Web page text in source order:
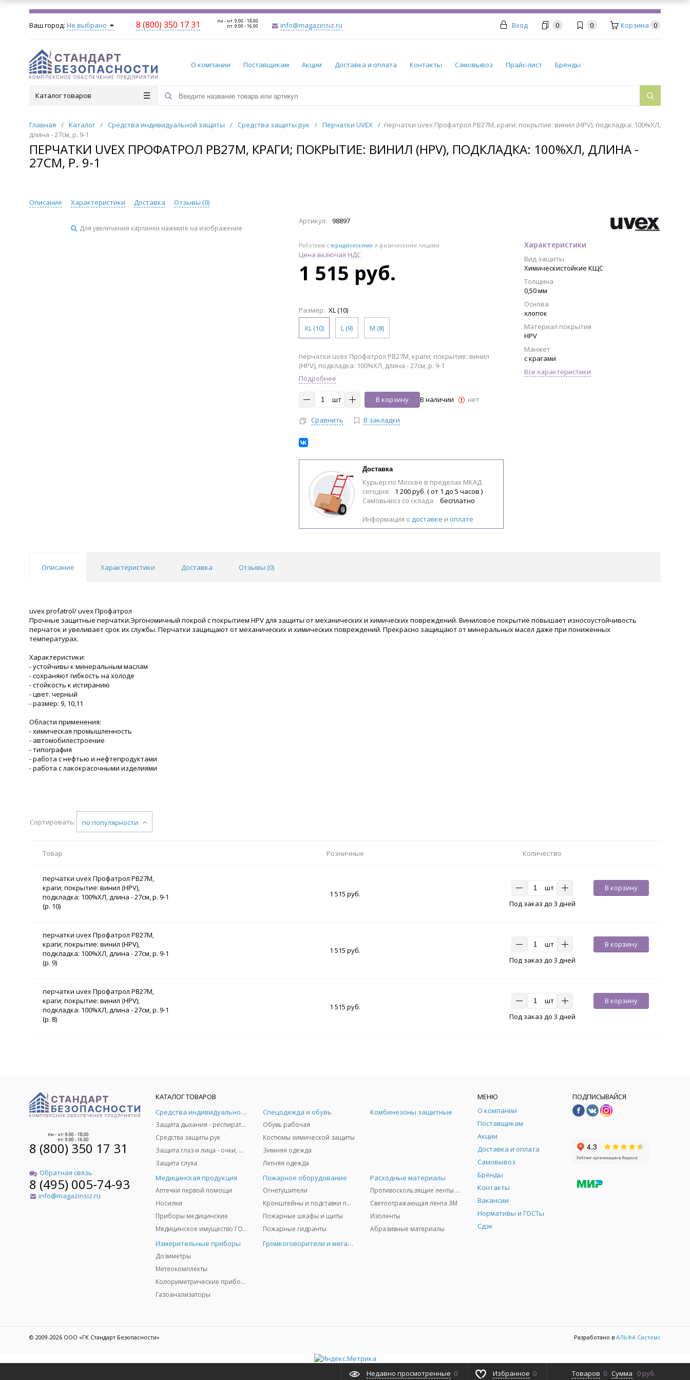
Ваш город: Не выбрано 8 (800) 350 17 31 пн - чт: 9.00 - 18.00
пт: 9.00 - 16.00 info@magazinsiz.ru Вход 0 0 Корзина 0
О компании Поставщикам Акции Доставка и оплата Контакты Самовывоз Прайс-лист Бренды
Каталог товаров
Главная / Каталог / Средства индивидуальной защиты / Средства защиты рук / Перчатки UVEX / перчатки uvex Профатрол PB27M, краги; покрытие: винил (HPV), подкладка: 100%ХЛ,
длина - 27см, р. 9-1
ПЕРЧАТКИ UVEX ПРОФАТРОЛ PB27M, КРАГИ; ПОКРЫТИЕ: ВИНИЛ (HPV), ПОДКЛАДКА: 100%ХЛ, ДЛИНА -
27СМ, Р. 9-1
Описание Характеристики Доставка Отзывы (0)
Для увеличения картинки нажмите на изображение
Артикул: 98897
Работаем с юридическими и физическими лицами
Цена включая НДС
1 515 руб.
Размер: XL (10)
XL (10)
L (9) M (8)
Характеристики
Вид защиты
Химическистойкие КЩС
Толщина
0,50 мм
Основа
хлопок
Материал покрытия
HPV
Манжет
с крагами
Все характеристики
перчатки uvex Профатрол PB27M, краги; покрытие: винил
(HPV), подкладка: 100%ХЛ, длина - 27см, р. 9-1
Подробнее
шт В корзину В наличии нет
Сравнить В закладки
Доставка
Курьер по Москве в пределах МКАД
сегодня:
1 200 руб. ( от 1 до 5 часов )
Самовывоз со склада:
бесплатно
Информация о доставке и оплате
Описание Характеристики Доставка Отзывы (0)
uvex profatrol/ uvex Профатрол
Прочные защитные перчатки.Эргономичный покрой с покрытием HPV для защиты от механических и химических повреждений. Виниловое покрытие повышает износоустойчивость
перчаток и увеливает срок их службы. Перчатки защищают от механических и химических повреждений. Прекрасно защищают от минеральных масел даже при пониженных
температурах.
Характеристики:
- устойчивы к минеральным маслам
- сохраняют гибкость на холоде
- стойкость к истиранию
- цвет: черный
- размер: 9, 10,11
Области применения:
- химическая промышленность
- автомобилестроение
- типография
- работа с нефтью и нефтепродуктами
- работа с лакокрасочными изделиями
Сортировать: по популярности
Товар Розничные Количество
перчатки uvex Профатрол PB27M,
краги; покрытие: винил (HPV),
подкладка: 100%ХЛ, длина - 27см, р. 9-1
(р. 10)
1 515 руб.
шт
В корзину
Под заказ до 3 дней
перчатки uvex Профатрол PB27M,
краги; покрытие: винил (HPV),
подкладка: 100%ХЛ, длина - 27см, р. 9-1
(р. 9)
1 515 руб.
шт
В корзину
Под заказ до 3 дней
перчатки uvex Профатрол PB27M,
краги; покрытие: винил (HPV),
подкладка: 100%ХЛ, длина - 27см, р. 9-1
(р. 8)
1 515 руб.
шт
В корзину
Под заказ до 3 дней
пн - чт: 9.00 - 18.00
пт: 9.00 - 16.00
8 (800) 350 17 31
Обратная связь
8 (495) 005-74-93
info@magazinsiz.ru
КАТАЛОГ ТОВАРОВ
Средства индивидуальной защиты
Защита дыхания - респираторы, противогазы, фильтры, дозиметры
Средства защиты рук
Защита глаз и лица - очки, щитки
Защита слуха
Спецодежда и обувь
Обувь рабочая
Костюмы химической защиты
Зимняя одежда
Летняя одежда
Комбинезоны защитные
Медицинская продукция
Аптечки первой помощи
Носилки
Приборы медицинские
Медицинское имущество ГО и ЧС
Пожарное оборудование
Огнетушители
Кронштейны и подставки под огнетушители
Пожарные шкафы и щиты
Пожарные гидранты
Расходные материалы
Противоскользящие ленты 3М
Светоотражающая лента 3M
Изоленты
Абразивные материалы
Измерительные приборы
Дозиметры
Метеокомплекты
Колориметрические приборы
Газоанализаторы
Громкоговорители и мегафоны
МЕНЮ
О компании
Поставщикам
Акции
Доставка и оплата
Самовывоз
Бренды
Контакты
Вакансии
Нормативы и ГОСТы
Сдэк
ПОДПИСЫВАЙСЯ
© 2009-2026 ООО «ГК Стандарт Безопасности» Разработано в АЛЬФА Системс
Недавно просмотренные 0 Избранное 0 Товаров 0 Сумма 0 руб.